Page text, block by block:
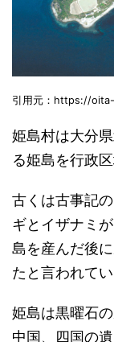
引用元：https://
姫島村は大分
る姫島を行政
古くは古事記
ギとイザナミ
島を産んだ後
たと言われてい
姫島は黒曜石
中国、四国の